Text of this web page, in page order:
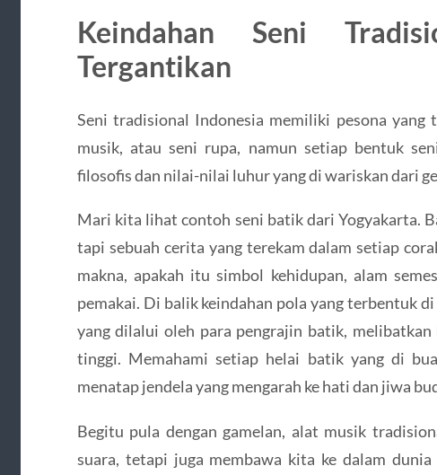
Keindahan Seni
Tergantikan
Seni tradisional Indonesia memiliki pesona yang
musik, atau seni rupa, namun setiap bentuk
filosofis dan nilai-nilai luhur yang di wariskan dari
Mari kita lihat contoh seni batik dari Yogyakarta.
tapi sebuah cerita yang terekam dalam setiap
makna, apakah itu simbol kehidupan, alam
pemakai. Di balik keindahan pola yang terbentuk
yang dilalui oleh para pengrajin batik,
tinggi. Memahami setiap helai batik yang di
menatap jendela yang mengarah ke hati dan jiwa
Begitu pula dengan gamelan, alat musik
suara, tetapi juga membawa kita ke dalam